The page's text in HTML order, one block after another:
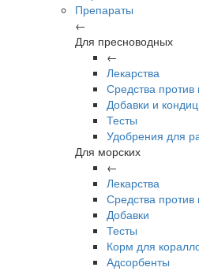
Препараты
←
Для пресноводных
←
Лекарства
Средства против
Добавки и
Тесты
Удобрения для
Для морских
←
Лекарства
Средства против
Добавки
Тесты
Корм для
Адсорбенты